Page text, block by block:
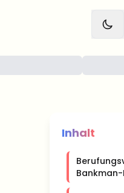
Inhalt
Bankman-